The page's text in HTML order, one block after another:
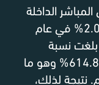
الداخلة
في قطاع "التصنيع" ارتفاعًا بنسبة 2.0% في عام
بلغت نسبة
تدفقات الاستثمار الأجنبي الخارجة 614.8% وهو ما
نتيجة لذلك،